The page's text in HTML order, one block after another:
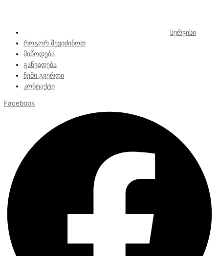
სერვისი
როგორ შევიძინოთ
მიწოდება
განვადება
ჩემი გვერდი
კონტაქტი
Facebook